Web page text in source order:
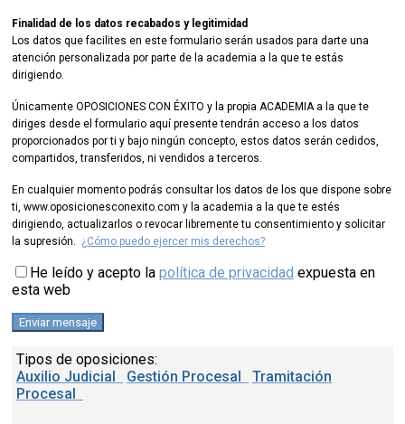
Finalidad de los datos recabados y legitimidad
Los datos que facilites en este formulario serán usados para darte una
atención personalizada por parte de la academia a la que te estás
dirigiendo.
Únicamente OPOSICIONES CON ÉXITO y la propia ACADEMIA a la que te
diriges desde el formulario aquí presente tendrán acceso a los datos
proporcionados por ti y bajo ningún concepto, estos datos serán cedidos,
compartidos, transferidos, ni vendidos a terceros.
En cualquier momento podrás consultar los datos de los que dispone sobre
ti, www.oposicionesconexito.com y la academia a la que te estés
dirigiendo, actualizarlos o revocar libremente tu consentimiento y solicitar
la supresión. ¿Cómo puedo ejercer mis derechos?
He leído y acepto la política de privacidad expuesta en
esta web
Tipos de oposiciones:
Auxilio Judicial
Gestión Procesal
Tramitación
Procesal